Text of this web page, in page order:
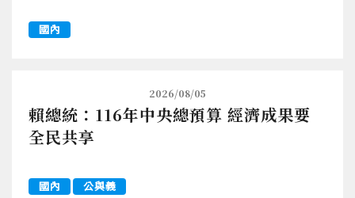
國內
2026/08/05
賴總統：116年中央總預算 經濟成果要
全民共享
國內 公與義